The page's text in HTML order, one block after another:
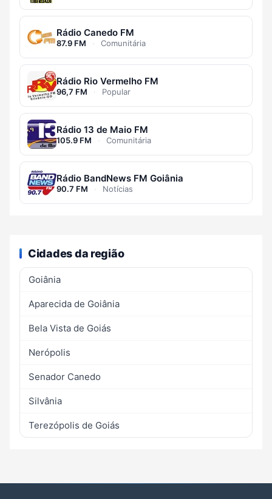
Rádio Canedo FM
87.9 FM · Comunitária
Rádio Rio Vermelho FM
96,7 FM · Popular
Rádio 13 de Maio FM
105.9 FM · Comunitária
Rádio BandNews FM Goiânia
90.7 FM · Notícias
Cidades da região
Goiânia
Aparecida de Goiânia
Bela Vista de Goiás
Nerópolis
Senador Canedo
Silvânia
Terezópolis de Goiás